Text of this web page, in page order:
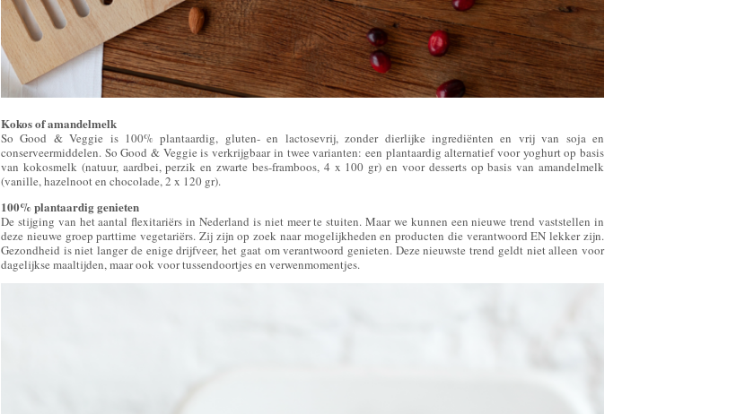
Kokos of amandelmelk
So Good & Veggie is 100% plantaardig, gluten- en lactosevrij, zonder dierlijke ingrediënten en vrij van soja en
conserveermiddelen. So Good & Veggie is verkrijgbaar in twee varianten: een plantaardig alternatief voor yoghurt op basis
van kokosmelk (natuur, aardbei, perzik en zwarte bes-framboos, 4 x 100 gr) en voor desserts op basis van amandelmelk
(vanille, hazelnoot en chocolade, 2 x 120 gr).
100% plantaardig genieten
De stijging van het aantal flexitariërs in Nederland is niet meer te stuiten. Maar we kunnen een nieuwe trend vaststellen in
deze nieuwe groep parttime vegetariërs. Zij zijn op zoek naar mogelijkheden en producten die verantwoord EN lekker zijn.
Gezondheid is niet langer de enige drijfveer, het gaat om verantwoord genieten. Deze nieuwste trend geldt niet alleen voor
dagelijkse maaltijden, maar ook voor tussendoortjes en verwenmomentjes.